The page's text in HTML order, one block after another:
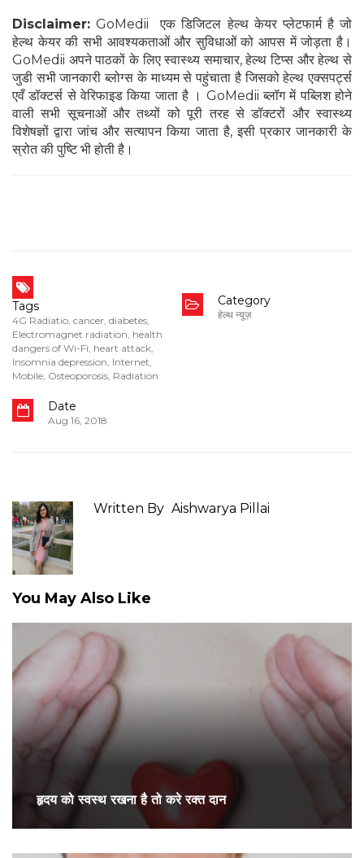
Disclaimer: GoMedii एक डिजिटल हेल्थ केयर प्लेटफार्म है जो
हेल्थ केयर की सभी आवश्यकताओं और सुविधाओं को आपस में जोड़ता है।
GoMedii अपने पाठकों के लिए स्वास्थ्य समाचार, हेल्थ टिप्स और हेल्थ से
जुडी सभी जानकारी ब्लोग्स के माध्यम से पहुंचाता है जिसको हेल्थ एक्सपर्ट्स
एवँ डॉक्टर्स से वेरिफाइड किया जाता है । GoMedii ब्लॉग में पब्लिश होने
वाली सभी सूचनाओं और तथ्यों को पूरी तरह से डॉक्टरों और स्वास्थ्य
विशेषज्ञों द्वारा जांच और सत्यापन किया जाता है, इसी प्रकार जानकारी के
स्रोत की पुष्टि भी होती है।
Tags
4G Radiatio, cancer, diabetes,
Electromagnet radiation, health
dangers of Wi-Fi, heart attack,
Insomnia depression, Internet,
Mobile, Osteoporosis, Radiation
Category
हेल्थ न्यूज़
Date
Aug 16, 2018
Written By Aishwarya Pillai
You May Also Like
हृदय को स्वस्थ रखना है तो करे रक्त दान